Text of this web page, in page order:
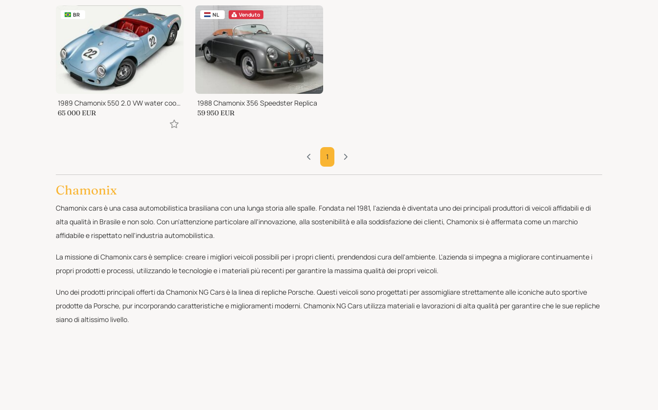
BR
1989 Chamonix 550 2.0 VW water cooled engine
65 000 EUR
NL Venduto
1988 Chamonix 356 Speedster Replica
59 950 EUR
1
Chamonix
Chamonix cars è una casa automobilistica brasiliana con una lunga storia alle spalle. Fondata nel 1981, l'azienda è diventata uno dei principali produttori di veicoli affidabili e di
alta qualità in Brasile e non solo. Con un'attenzione particolare all'innovazione, alla sostenibilità e alla soddisfazione dei clienti, Chamonix si è affermata come un marchio
affidabile e rispettato nell'industria automobilistica.
La missione di Chamonix cars è semplice: creare i migliori veicoli possibili per i propri clienti, prendendosi cura dell'ambiente. L'azienda si impegna a migliorare continuamente i
propri prodotti e processi, utilizzando le tecnologie e i materiali più recenti per garantire la massima qualità dei propri veicoli.
Uno dei prodotti principali offerti da Chamonix NG Cars è la linea di repliche Porsche. Questi veicoli sono progettati per assomigliare strettamente alle iconiche auto sportive
prodotte da Porsche, pur incorporando caratteristiche e miglioramenti moderni. Chamonix NG Cars utilizza materiali e lavorazioni di alta qualità per garantire che le sue repliche
siano di altissimo livello.